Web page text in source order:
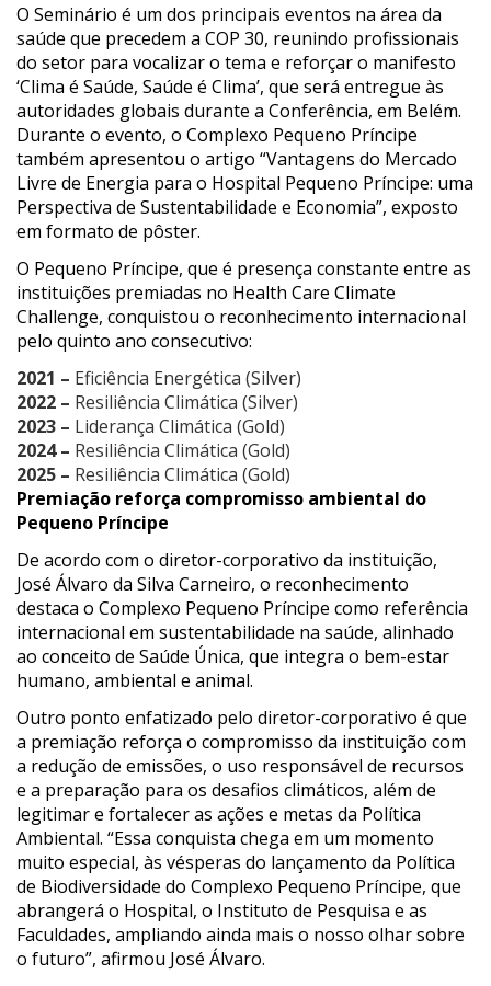
O Seminário é um dos principais eventos na área da
saúde que precedem a COP 30, reunindo profissionais
do setor para vocalizar o tema e reforçar o manifesto
‘Clima é Saúde, Saúde é Clima’, que será entregue às
autoridades globais durante a Conferência, em Belém.
Durante o evento, o Complexo Pequeno Príncipe
também apresentou o artigo “Vantagens do Mercado
Livre de Energia para o Hospital Pequeno Príncipe: uma
Perspectiva de Sustentabilidade e Economia”, exposto
em formato de pôster.
O Pequeno Príncipe, que é presença constante entre as
instituições premiadas no Health Care Climate
Challenge, conquistou o reconhecimento internacional
pelo quinto ano consecutivo:
2021 – Eficiência Energética (Silver)
2022 – Resiliência Climática (Silver)
2023 – Liderança Climática (Gold)
2024 – Resiliência Climática (Gold)
2025 – Resiliência Climática (Gold)
Premiação reforça compromisso ambiental do
Pequeno Príncipe
De acordo com o diretor-corporativo da instituição,
José Álvaro da Silva Carneiro, o reconhecimento
destaca o Complexo Pequeno Príncipe como referência
internacional em sustentabilidade na saúde, alinhado
ao conceito de Saúde Única, que integra o bem-estar
humano, ambiental e animal.
Outro ponto enfatizado pelo diretor-corporativo é que
a premiação reforça o compromisso da instituição com
a redução de emissões, o uso responsável de recursos
e a preparação para os desafios climáticos, além de
legitimar e fortalecer as ações e metas da Política
Ambiental. “Essa conquista chega em um momento
muito especial, às vésperas do lançamento da Política
de Biodiversidade do Complexo Pequeno Príncipe, que
abrangerá o Hospital, o Instituto de Pesquisa e as
Faculdades, ampliando ainda mais o nosso olhar sobre
o futuro”, afirmou José Álvaro.